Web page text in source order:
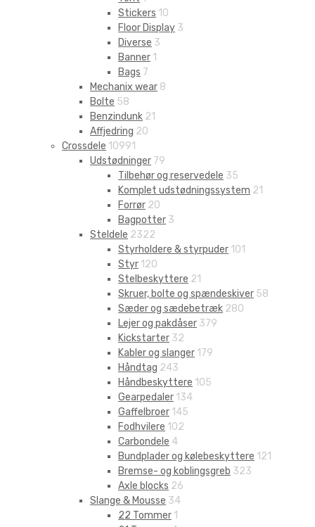
Stickers 10
Floor Display 3
Diverse 3
Banner 1
Bags 7
Mechanix wear 8
Bolte 58
Benzindunk 21
Affjedring 20
Crossdele 10991
Udstødninger 79
Tilbehør og reservedele 35
Komplet udstødningssystem 21
Forrør 20
Bagpotter 3
Steldele 2322
Styrholdere & styrpuder 101
Styr 120
Stelbeskyttere 21
Skruer, bolte og spændeskiver 58
Sæder og sædebetræk 280
Lejer og pakdåser 379
Kickstarter 32
Kabler og slanger 179
Håndtag 243
Håndbeskyttere 105
Gearpedaler 134
Gaffelbroer 145
Fodhvilere 102
Carbondele 4
Bundplader og kølebeskyttere 121
Bremse- og koblingsgreb 323
Axle blocks 26
Slange & Mousse 34
22 Tommer 1